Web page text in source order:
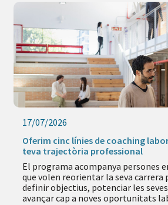
de coaching laboral per impulsar la
professional
persones en situació d’atur o
la seva carrera professional a
potenciar les seves competències i
noves oportunitats laborals